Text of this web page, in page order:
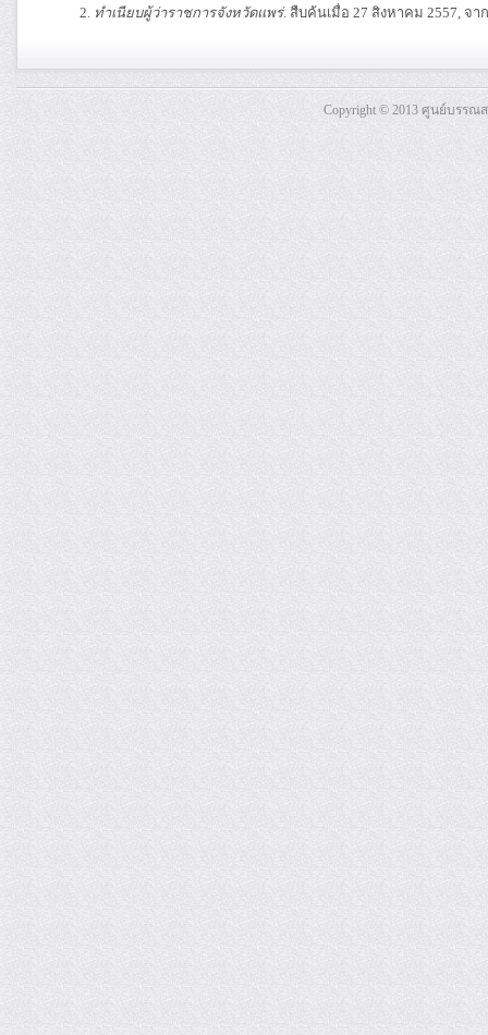
ทำเนียบผู้ว่าราชการจังหวัดแพร่. สืบค้นเมื่อ 27 สิงหาคม 2557, จา
Copyright © 2013 ศูนย์บรร